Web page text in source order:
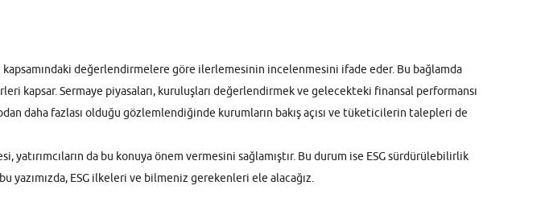
değerlendirmelere göre ilerlemesinin incelenmesini ifade eder. Bu bağlamda
kapsar. Sermaye piyasaları, kuruluşları değerlendirmek ve gelecekteki finansal performansı
daha fazlası olduğu gözlemlendiğinde kurumların bakış açısı ve tüketicilerin talepleri de
da bu konuya önem vermesini sağlamıştır. Bu durum ise ESG sürdürülebilirlik
ESG ilkeleri ve bilmeniz gerekenleri ele alacağız.